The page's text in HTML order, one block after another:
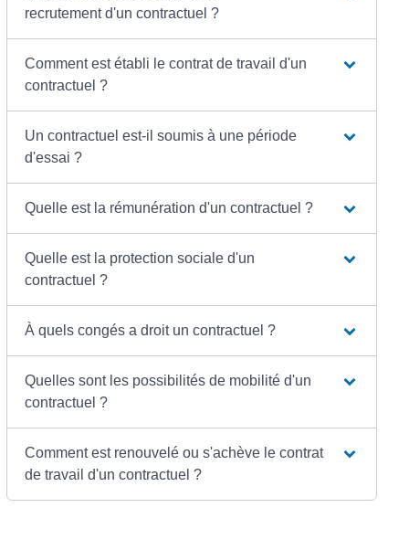
recrutement d'un contractuel ?
Comment est établi le contrat de travail d'un
contractuel ?
Un contractuel est-il soumis à une période
d'essai ?
Quelle est la rémunération d'un contractuel ?
Quelle est la protection sociale d'un
contractuel ?
À quels congés a droit un contractuel ?
Quelles sont les possibilités de mobilité d'un
contractuel ?
Comment est renouvelé ou s'achève le contrat
de travail d'un contractuel ?